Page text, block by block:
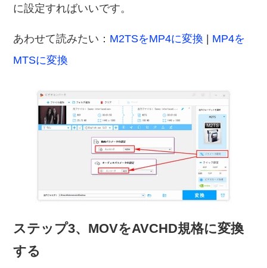
に設定すればいいです。
あわせて読みたい： M2TSをMP4に変換
MP4を
MTSに変換
ステップ3、MOVをAVCHD規格に変換
する